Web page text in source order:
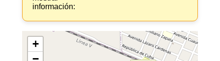
información:
+